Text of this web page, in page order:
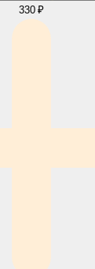
330 ₽